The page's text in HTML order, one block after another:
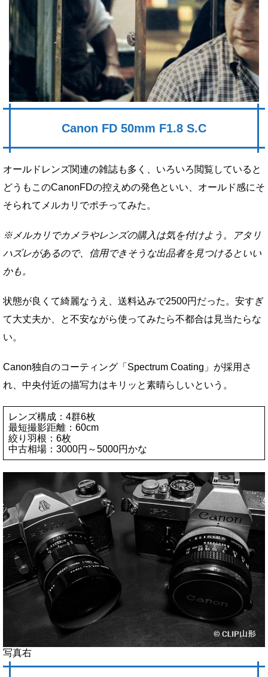
Canon FD 50mm F1.8 S.C
オールドレンズ関連の雑誌も多く、いろいろ閲覧していると
どうもこのCanonFDの控えめの発色といい、オールド感にそ
そられてメルカリでポチってみた。
※メルカリでカメラやレンズの購入は気を付けよう。アタリ
ハズレがあるので、信用できそうな出品者を見つけるといい
かも。
状態が良くて綺麗なうえ、送料込みで2500円だった。安すぎ
て大丈夫か、と不安ながら使ってみたら不都合は見当たらな
い。
Canon独自のコーティング「Spectrum Coating」が採用さ
れ、中央付近の描写力はキリッと素晴らしいという。
レンズ構成：4群6枚
最短撮影距離：60cm
絞り羽根：6枚
中古相場：3000円～5000円かな
写真右